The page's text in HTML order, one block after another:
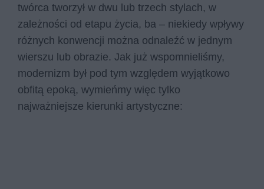
twórca tworzył w dwu lub trzech stylach, w
zależności od etapu życia, ba – niekiedy wpływy
różnych konwencji można odnaleźć w jednym
wierszu lub obrazie. Jak już wspomnieliśmy,
modernizm był pod tym względem wyjątkowo
obfitą epoką, wymieńmy więc tylko
najważniejsze kierunki artystyczne: